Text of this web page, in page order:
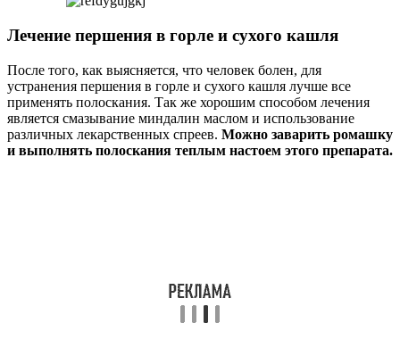
Лечение першения в горле и сухого кашля
После того, как выясняется, что человек болен, для
устранения першения в горле и сухого кашля лучше все
применять полоскания. Так же хорошим способом лечения
является смазывание миндалин маслом и использование
различных лекарственных спреев. Можно заварить ромашку
и выполнять полоскания теплым настоем этого препарата.